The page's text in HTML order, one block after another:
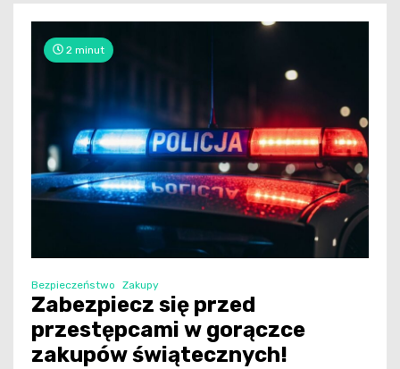
2 minut
Bezpieczeństwo Zakupy
Zabezpiecz się przed
przestępcami w gorączce
zakupów świątecznych!